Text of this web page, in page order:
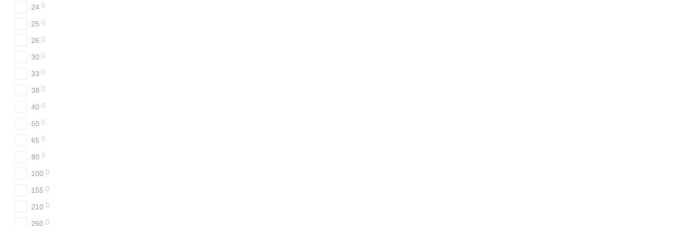
24 0
25 0
26 0
30 0
33 0
38 0
40 0
50 0
65 0
80 0
100 0
155 0
210 0
260 0